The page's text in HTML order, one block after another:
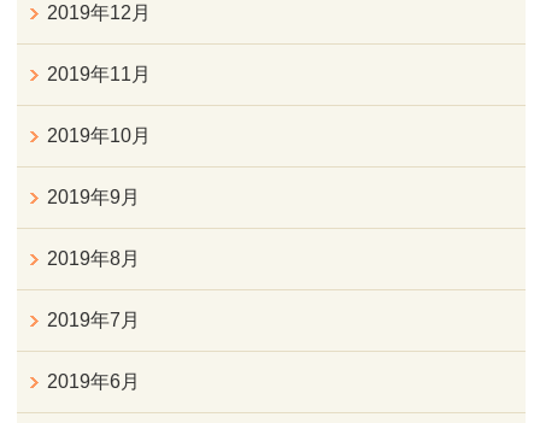
2019年12月
2019年11月
2019年10月
2019年9月
2019年8月
2019年7月
2019年6月